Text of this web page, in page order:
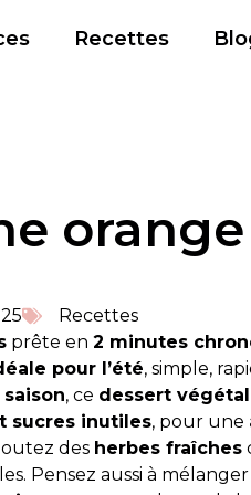
Recettes
orange
Recettes
prête en2 minutes
pour l’été, simple,
, ce dessert
sucres inutiles, pour une
des herbes fraîches
Pensez aussi à